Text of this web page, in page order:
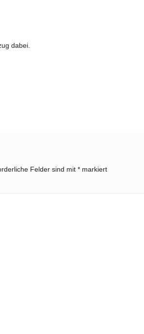
dabei.
Felder sind mit * markiert